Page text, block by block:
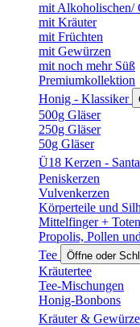
mit Alkoholischen/
mit Kräuter
mit Früchten
mit Gewürzen
mit noch mehr Süß
Premiumkollektion
Honig - Klassiker
500g Gläser
250g Gläser
50g Gläser
Ü18 Kerzen -
Peniskerzen
Vulvenkerzen
Körperteile und
Mittelfinger +
Propolis, Pollen
Tee
Öffne oder
Kräutertee
Tee-Mischungen
Honig-Bonbons
Kräuter & Gewürze